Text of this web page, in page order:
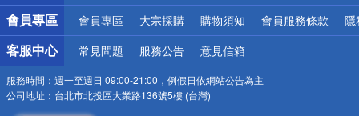
會員專區 會員專區 大宗採購 購物須知 會員服務條款 隱
客服中心 常見問題 服務公告 意見信箱
服務時間： 週一至週日 09:00-21:00，例假日依網站公告為主
公司地址： 台北市北投區大業路136號5樓 (台灣)